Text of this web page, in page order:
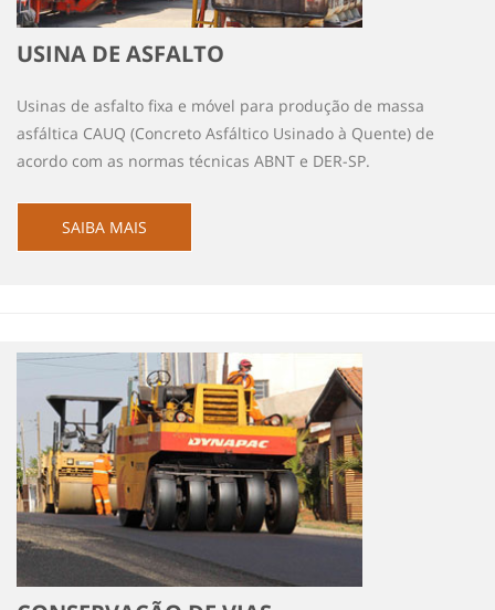
USINA DE ASFALTO
Usinas de asfalto fixa e móvel para produção de massa
asfáltica CAUQ (Concreto Asfáltico Usinado à Quente) de
acordo com as normas técnicas ABNT e DER-SP.
SAIBA MAIS